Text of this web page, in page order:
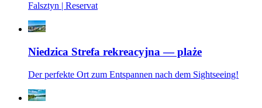
Falsztyn | Reservat
Niedzica Strefa rekreacyjna — plaże
Der perfekte Ort zum Entspannen nach dem Sightseeing!